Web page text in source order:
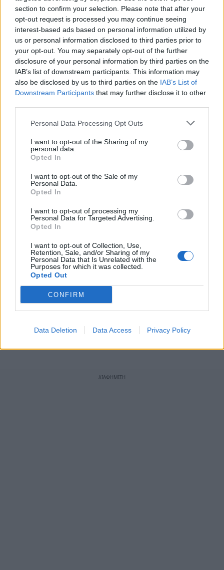
section to confirm your selection. Please note that after your
opt-out request is processed you may continue seeing
interest-based ads based on personal information utilized by
us or personal information disclosed to third parties prior to
your opt-out. You may separately opt-out of the further
disclosure of your personal information by third parties on the
IAB’s list of downstream participants. This information may
also be disclosed by us to third parties on the IAB’s List of
Downstream Participants that may further disclose it to other
Personal Data Processing Opt Outs
I want to opt-out of the Sharing of my
personal data.
Opted In
I want to opt-out of the Sale of my
Personal Data.
Opted In
I want to opt-out of processing my
Personal Data for Targeted Advertising.
Opted In
I want to opt-out of Collection, Use,
Retention, Sale, and/or Sharing of my
Personal Data that Is Unrelated with the
Purposes for which it was collected.
Opted Out
CONFIRM
Data Deletion Data Access Privacy Policy
Είσαι ευχαριστημένος από την ψηφιακή
Εν τω μεταξύ, σε εξέλιξη βρίσκεται νέα
εκφράσετε το βαθμό ικανοποίησης από τα
παρθενικά «βήματα» της ψηφιακής τηλεόρασης
στην Πελοπόννησο.
Οι δυνατές απαντήσεις είναι οι εξής:
ΛΙΓΟ
στο μέσο(δεξιά) της αρχικής σελίδας.